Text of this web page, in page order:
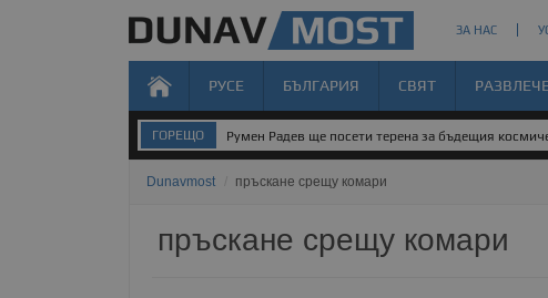
ЗА НАС
РУСЕ БЪЛГАРИЯ СВЯТ
ГОРЕЩО Румен Радев ще посети терена за бъдещия
Dunavmost пръскане срещу комари
пръскане срещу комари